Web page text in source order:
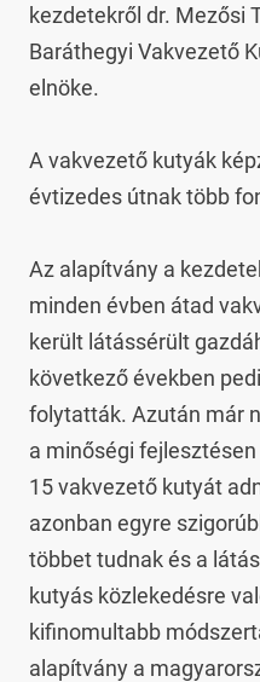
kezdetekről dr. Mezősi
Baráthegyi Vakvezető
elnöke.
A vakvezető kutyák
évtizedes útnak több
Az alapítvány a
minden évben átad
került látássérült
következő években
folytatták. Azután már
a minőségi
15 vakvezető kutyát
azonban egyre
többet tudnak és a
kutyás közlekedésre
kifinomultabb
alapítvány a